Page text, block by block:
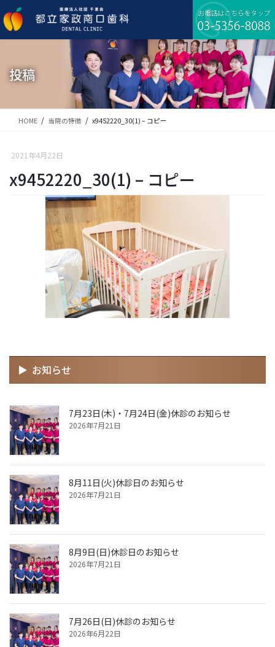
ン
テ
ビ
ゲ
移
投稿
HOME 当院の特徴 x9452220_30(1) – コピー
2021年4月22日
x9452220_30(1) – コピー
お知らせ
7月23日(木)・7月24日(金)休診のお知らせ
2026年7月21日
8月11日(火)休診日のお知らせ
2026年7月21日
8月9日(日)休診日のお知らせ
2026年7月21日
7月26日(日)休診のお知らせ
2026年6月22日